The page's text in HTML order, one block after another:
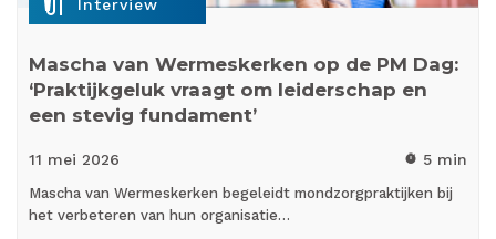
Interview
Mascha van Wermeskerken op de PM Dag:
‘Praktijkgeluk vraagt om leiderschap en
een stevig fundament’
11 mei 2026 timer 5 min
Mascha van Wermeskerken begeleidt mondzorgpraktijken bij
het verbeteren van hun organisatie…